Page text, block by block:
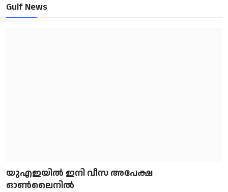
Gulf News
യുഎഇയിൽ ഇനി വീസ അപേക്ഷ
ഓൺലൈനിൽ